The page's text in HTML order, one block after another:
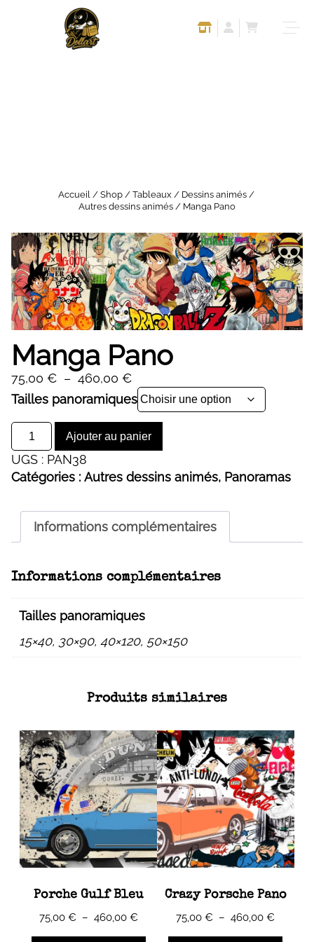
Accueil/ Shop/ Tableaux / Dessins animés/
Autres dessins animés / Manga Pano
Manga Pano
75,00 € – 460,00 €Plage
de
prix :
75,00 €
à
Tailles panoramiques
quantité
de
Manga
Pano
Ajouter au panier
Alternative:
UGS : PAN38
Catégories : Autres dessins animés, Panoramas
Informations complémentaires
Informations complémentaires
Tailles panoramiques
15×40, 30×90, 40×120, 50×150
Produits similaires
Porche Gulf Bleu
75,00 € – 460,00 €Plage
Crazy Porsche Pano
75,00€ – 460,00€